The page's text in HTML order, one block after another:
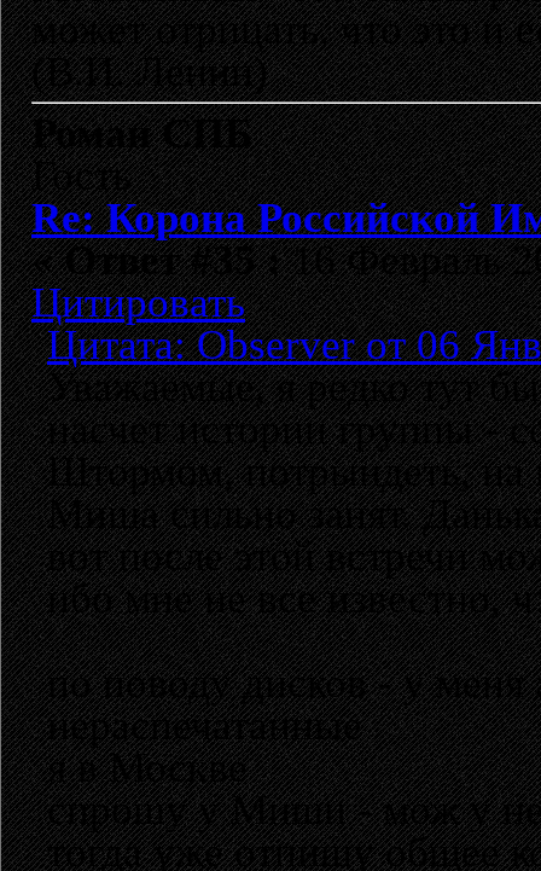
может отрицать, что это и
(В.И. Ленин)
Роман СПБ
Гость
Re: Корона Российской
«Ответ #35 :16 Февраль
Цитировать
Цитата: Observer от 06
Уважаемые, я редко тут
насчет истории группы -
Штормом, потрындеть, на
Миша сильно занят.
вот после этой встречи
ибо мне не все известно,
по поводу дисков - у
нераспечатанные
я в Москве
спрошу у Миши - мож у
тогда уже отпишу общее